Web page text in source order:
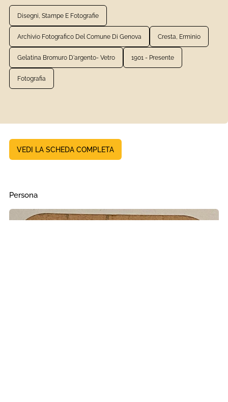
Disegni, Stampe E Fotografie
Archivio Fotografico Del Comune Di Genova Cresta, Erminio
Gelatina Bromuro D'argento- Vetro 1901 - Presente
Fotografia
VEDI LA SCHEDA COMPLETA
Persona